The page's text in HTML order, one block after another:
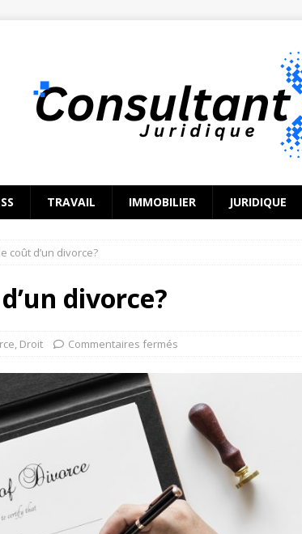
TRAVAIL IMMOBILIER JURIDIQUE
coût d’un divorce?
divorce?
, Droit Commentaires fermés